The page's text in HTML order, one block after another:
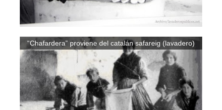
“Chafardera” proviene del catalán safareig (lavadero)